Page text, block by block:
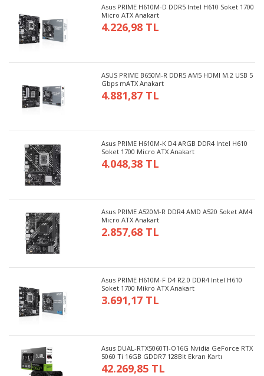
Asus PRIME H610M-D DDR5 Intel H610 Soket 1700
Micro ATX Anakart
4.226,98 TL
ASUS PRIME B650M-R DDR5 AM5 HDMI M.2 USB 5
Gbps mATX Anakart
4.881,87 TL
Asus PRIME H610M-K D4 ARGB DDR4 Intel H610
Soket 1700 Micro ATX Anakart
4.048,38 TL
Asus PRIME A520M-R DDR4 AMD A520 Soket AM4
Micro ATX Anakart
2.857,68 TL
Asus PRIME H610M-F D4 R2.0 DDR4 Intel H610
Soket 1700 Mikro ATX Anakart
3.691,17 TL
Asus DUAL-RTX5060TI-O16G Nvidia GeForce RTX
5060 Ti 16GB GDDR7 128Bit Ekran Kartı
42.269,85 TL